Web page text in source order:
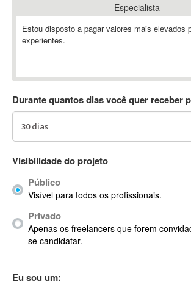
Abstract Window Toolkit (AWT)
AC Drives
ACDSee
ACPI
Acrobat X
Acronis
ACT
Actian
Actimize
ActionScript
Active Directory
Especialista
Estou disposto a pagar valores mais elevados
experientes.
Durante quantos dias você quer receber
Visibilidade do projeto
Público
Visível para todos os profissionais.
Privado
Apenas os freelancers que forem
se candidatar.
Eu sou um: